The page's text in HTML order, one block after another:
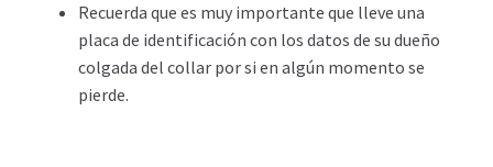
Recuerda que es muy importante que lleve una
placa de identificación con los datos de su dueño
colgada del collar por si en algún momento se
pierde.